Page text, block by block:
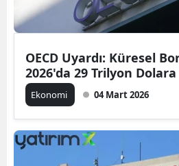
OECD Uyardı: Küresel
2026'da 29 Trilyon
Ekonomi 04 Mart 2026